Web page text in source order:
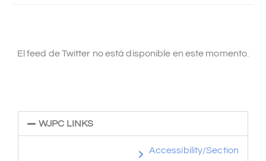
El feed de Twitter no está disponible en este momento.
WJPC LINKS
Accessibility/Section